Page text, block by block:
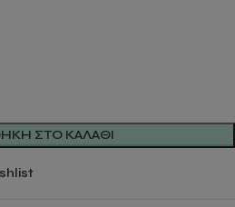
ΣΤΟ ΚΑΛΆΘΙ